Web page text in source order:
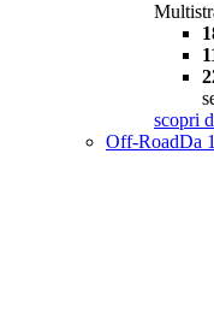
scopri
Off-RoadDa